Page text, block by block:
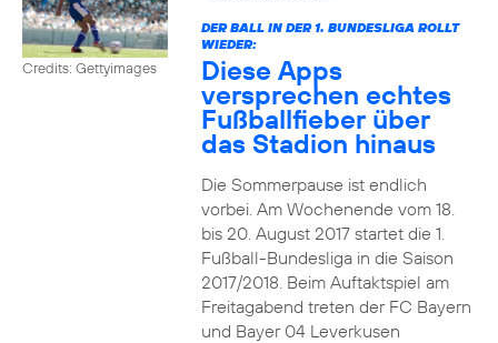
Credits: Gettyimages
DER BALL IN DER 1. BUNDESLIGA ROLLT
WIEDER:
Diese Apps
versprechen echtes
Fußballfieber über
das Stadion hinaus
Die Sommerpause ist endlich
vorbei. Am Wochenende vom 18.
bis 20. August 2017 startet die 1.
Fußball-Bundesliga in die Saison
2017/2018. Beim Auftaktspiel am
Freitagabend treten der FC Bayern
und Bayer 04 Leverkusen